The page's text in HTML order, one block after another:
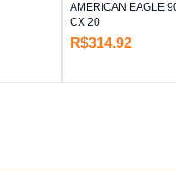
AMERICAN EAGLE
CX 20
R$314.92